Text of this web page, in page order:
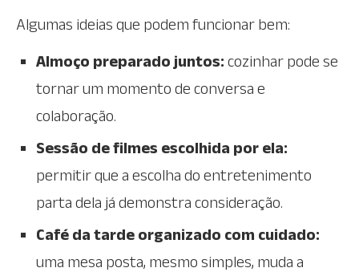
Algumas ideias que podem funcionar bem:
Almoço preparado juntos: cozinhar pode se
tornar um momento de conversa e
colaboração.
Sessão de filmes escolhida por ela:
permitir que a escolha do entretenimento
parta dela já demonstra consideração.
Café da tarde organizado com cuidado:
uma mesa posta, mesmo simples, muda a